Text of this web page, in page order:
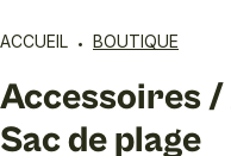
ACCUEIL BOUTIQUE
Accessoires
Sac de plage